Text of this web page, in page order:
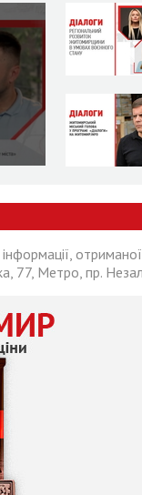
77, Метро, пр.